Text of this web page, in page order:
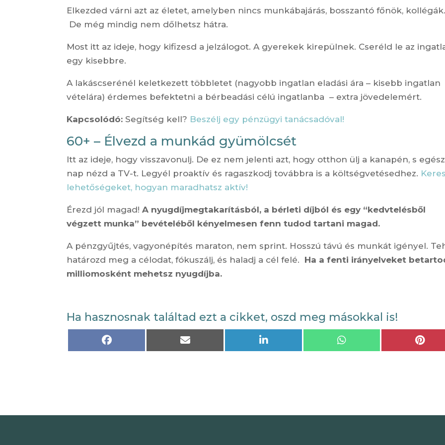
Elkezded várni azt az életet, amelyben nincs munkábajárás, bosszantó főnök,
De még mindig nem dőlhetsz hátra.
Most itt az ideje, hogy kifizesd a jelzálogot. A gyerekek kirepülnek. Cseréld le az
egy kisebbre.
A lakáscserénél keletkezett többletet (nagyobb ingatlan eladási ára – kisebb ingatlan
vételára) érdemes befektetni a bérbeadási célú ingatlanba – extra jövedelemért.
Kapcsolódó: Segítség kell? Beszélj egy pénzügyi tanácsadóval!
60+ – Élvezd a munkád gyümölcsét
Itt az ideje, hogy visszavonulj. De ez nem jelenti azt, hogy otthon ülj a kanapén, s egész
nap nézd a TV-t. Legyél proaktív és ragaszkodj továbbra is a költségvetésedhez.
lehetőségeket, hogyan maradhatsz aktív!
Érezd jól magad!A nyugdíjmegtakarításból, a bérleti díjból és egy “kedvtelésből
végzett munka” bevételéből kényelmesen fenn tudod tartani magad.
A pénzgyűjtés, vagyonépítés maraton, nem sprint. Hosszú távú és munkát igényel.
határozd meg a célodat, fókuszálj, és haladj a cél felé. Ha a fenti irányelveket
milliomosként mehetsz nyugdíjba.
Ha hasznosnak találtad ezt a cikket, oszd meg másokkal is!
Share
Share
Share
Share
Share